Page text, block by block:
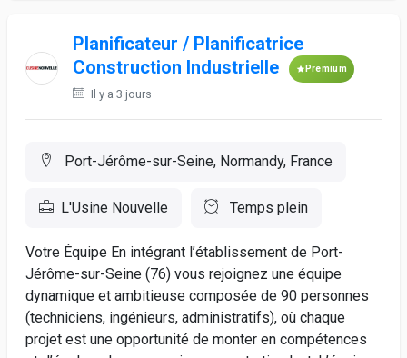
Planificateur / Planificatrice
Construction Industrielle
Premium
Il y a 3 jours
Port-Jérôme-sur-Seine, Normandy, France
L'Usine Nouvelle Temps plein
Votre Équipe En intégrant l’établissement de Port-
Jérôme-sur-Seine (76) vous rejoignez une équipe
dynamique et ambitieuse composée de 90 personnes
(techniciens, ingénieurs, administratifs), où chaque
projet est une opportunité de monter en compétences